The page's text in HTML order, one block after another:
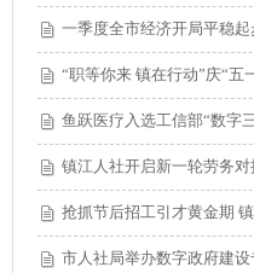
一季度全市经济开局平稳起
“职等你来 镇在行动”庆“五
鱼跃医疗入选工信部“数字
镇江人社开启新一轮劳务对
抢抓节后招工引才黄金期
市人社局举办数字政府建设